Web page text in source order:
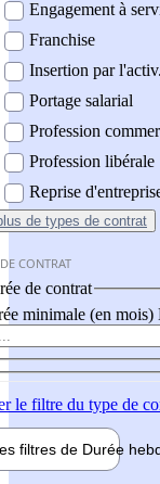
Engagement à
Franchise
Insertion par
Portage salarial
Profession
Profession libérale
Reprise
de types de contrat
CONTRAT
de contrat
minimale (en mois)
le filtre du type de
filtres de Durée